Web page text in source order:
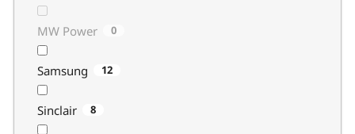
MW Power 0
Samsung 12
Sinclair 8